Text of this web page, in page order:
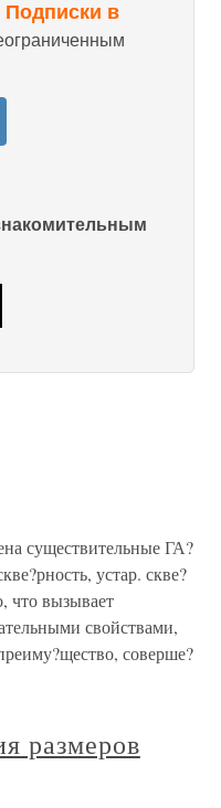
Подписки в
существительные ГА?
устар. скве?
что вызывает
свойствами,
соверше?
размеров